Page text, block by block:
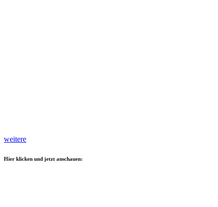
weitere
Hier klicken und jetzt anschauen: